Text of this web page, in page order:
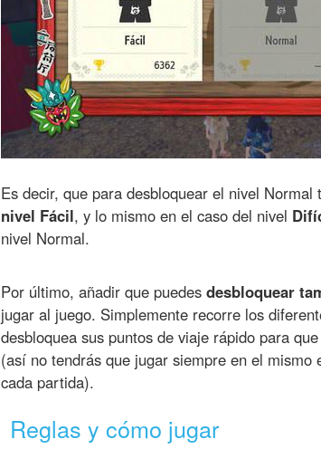
Es decir, que para desbloquear el nivel Normal
nivel Fácil, y lo mismo en el caso del nivel
nivel Normal.
Por último, añadir que puedes desbloquear
jugar al juego. Simplemente recorre los
desbloquea sus puntos de viaje rápido para que
(así no tendrás que jugar siempre en el
cada partida).
Reglas y cómo jugar